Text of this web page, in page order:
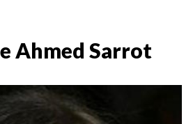
Ahmed Sarrot